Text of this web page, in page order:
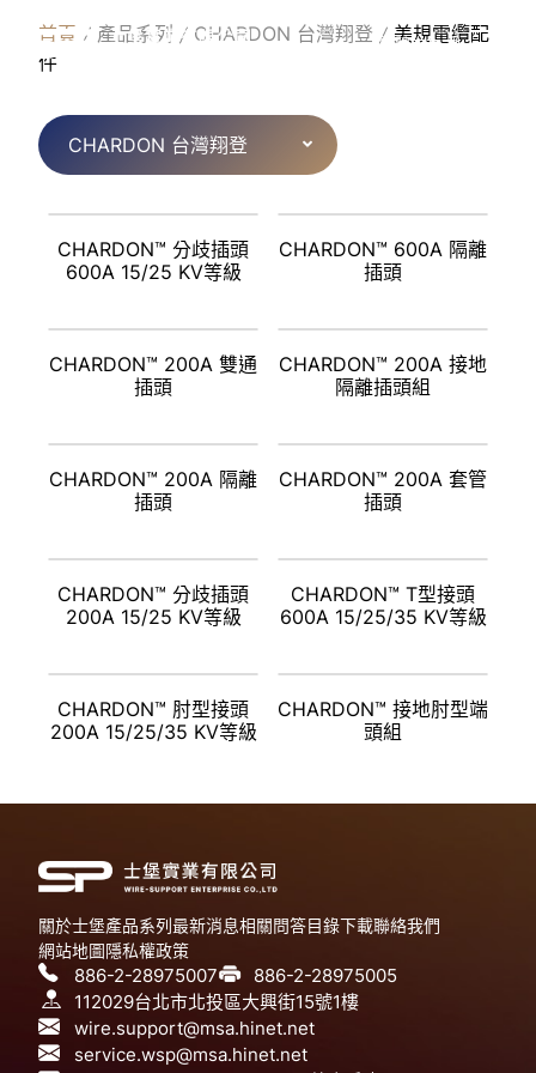
繁體中文
PRODU CTS
首頁 產品系列 CHARDON 台灣翔登
美規電纜配
件
CHARDON 台灣翔登
CHARDON™ 分歧插頭
600A 15/25 KV等級
CHARDON™ 600A 隔離
插頭
CHARDON™ 200A 雙通
插頭
CHARDON™ 200A 接地
隔離插頭組
CHARDON™ 200A 隔離
插頭
CHARDON™ 200A 套管
插頭
CHARDON™ 分歧插頭
200A 15/25 KV等級
CHARDON™ T型接頭
600A 15/25/35 KV等級
CHARDON™ 肘型接頭
200A 15/25/35 KV等級
CHARDON™ 接地肘型端
頭組
關於士堡產品系列最新消息相關問答目錄下載聯絡我們
網站地圖隱私權政策
886-2-28975007
886-2-28975005
112029台北市北投區大興街15號1樓
wire.support@msa.hinet.net
service.wsp@msa.hinet.net